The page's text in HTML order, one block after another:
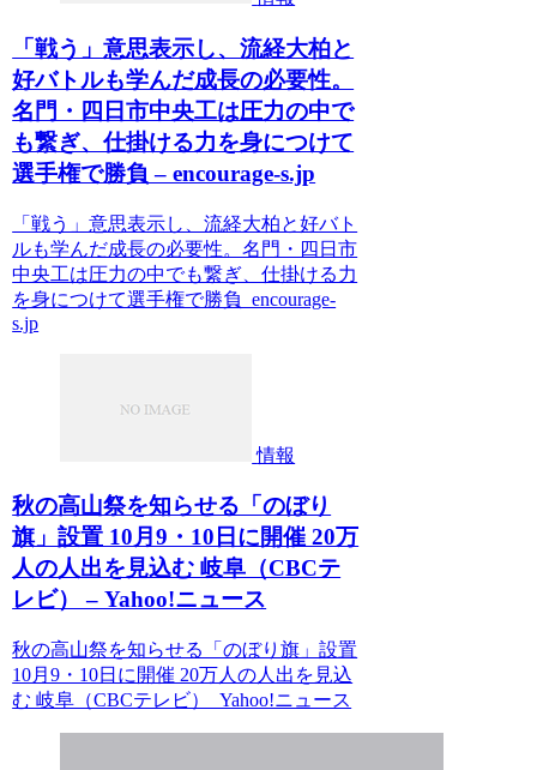
「戦う」意思表示し、流経大柏と
好バトルも学んだ成長の必要性。
名門・四日市中央工は圧力の中で
も繋ぎ、仕掛ける力を身につけて
選手権で勝負 – encourage-s.jp
「戦う」意思表示し、流経大柏と好バト
ルも学んだ成長の必要性。名門・四日市
中央工は圧力の中でも繋ぎ、仕掛ける力
を身につけて選手権で勝負 encourage-
s.jp
情報
秋の高山祭を知らせる「のぼり
旗」設置 10月9・10日に開催 20万
人の人出を見込む 岐阜（CBCテ
レビ） – Yahoo!ニュース
秋の高山祭を知らせる「のぼり旗」設置
10月9・10日に開催 20万人の人出を見込
む 岐阜（CBCテレビ） Yahoo!ニュース